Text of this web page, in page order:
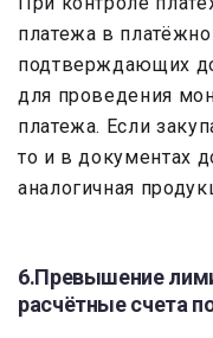
платежа в
подтверждающих
для проведения
платежа. Если
то и в документах
аналогичная
6.Превышение
расчётные счета